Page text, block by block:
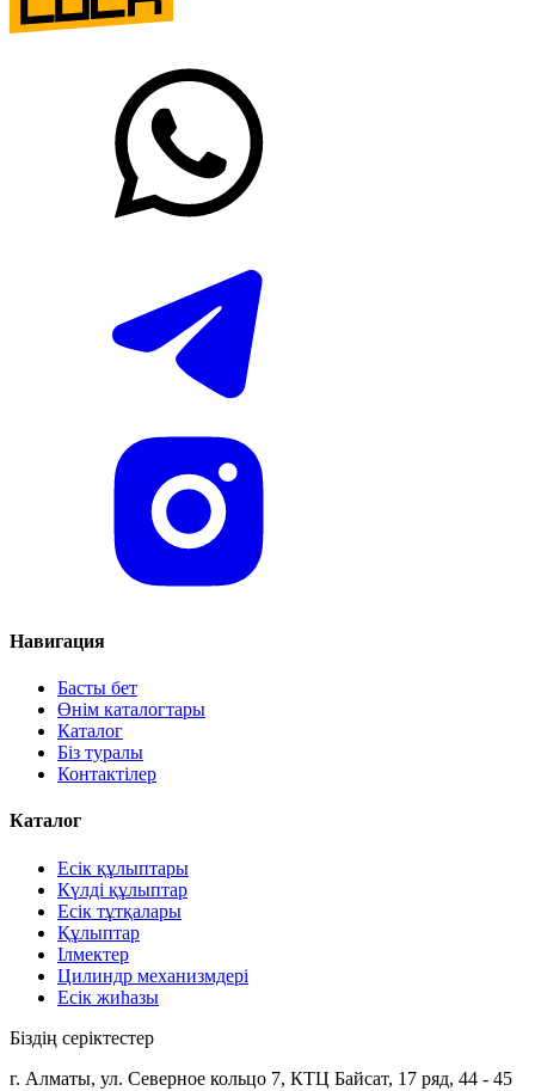
Навигация
Басты бет
Өнім каталогтары
Каталог
Біз туралы
Контактілер
Каталог
Есік құлыптары
Күлді құлыптар
Есік тұтқалары
Құлыптар
Ілмектер
Цилиндр механизмдері
Есік жиһазы
Біздің серіктестер
г. Алматы, ул. Северное кольцо 7, КТЦ Байсат, 17 ряд, 44 - 45